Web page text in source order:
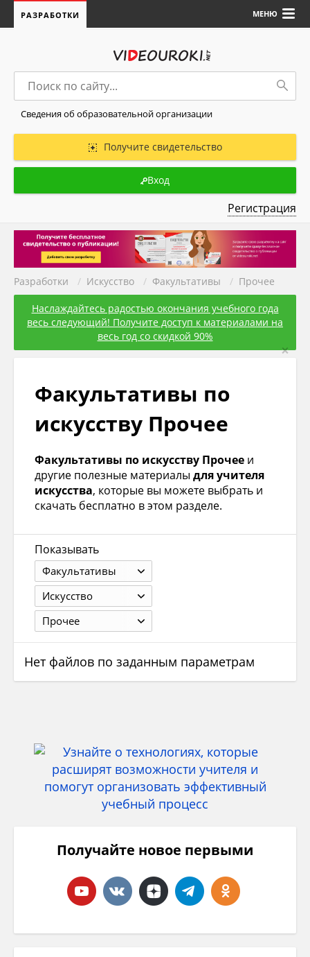
МЕНЮ
РАЗРАБОТКИ
Сведения об образовательной организации
Получите свидетельство
Вход
Регистрация
Разработки / Искуcство / Факультативы / Прочее
Наслаждайтесь радостью окончания учебного года
весь следующий! Получите доступ к материалами на
весь год со скидкой 90%
×
Факультативы по
искуcству Прочее
Факультативы по искуcству Прочее и
другие полезные материалы для учителя
искусcтва, которые вы можете выбрать и
скачать бесплатно в этом разделе.
Показывать
Факультативы
Искуcство
Прочее
Нет файлов по заданным параметрам
Получайте новое первыми